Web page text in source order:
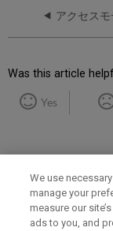
アクセス
Was this article
Yes
Term of Use
We use
manage your
measure our
ads to you, and